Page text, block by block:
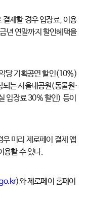
제할 경우 입장료, 이용
년 연말까지 할인혜택을
당 기획공연 할인(10%)
는 서울대공원(동물원·
입장료 30% 할인) 등이
미리 제로페이 결제 앱
용할 수 있다.
)와 제로페이 홈페이